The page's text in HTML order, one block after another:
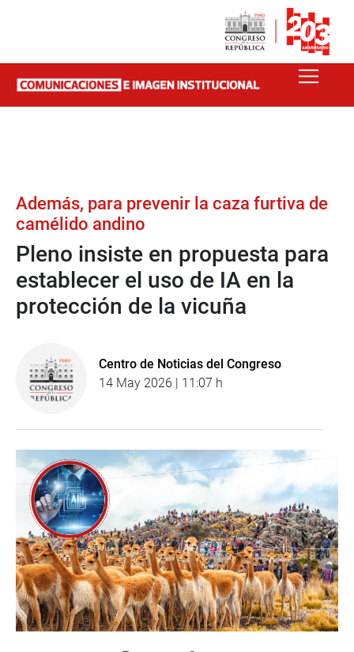
Además, para prevenir la caza furtiva de
camélido andino
Pleno insiste en propuesta para
establecer el uso de IA en la
protección de la vicuña
Centro de Noticias del Congreso
14 May 2026 | 11:07 h